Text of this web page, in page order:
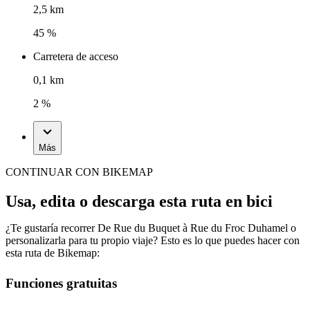
2,5 km
45 %
Carretera de acceso
0,1 km
2 %
Más
CONTINUAR CON BIKEMAP
Usa, edita o descarga esta ruta en bici
¿Te gustaría recorrer De Rue du Buquet à Rue du Froc Duhamel o
personalizarla para tu propio viaje? Esto es lo que puedes hacer con
esta ruta de Bikemap:
Funciones gratuitas